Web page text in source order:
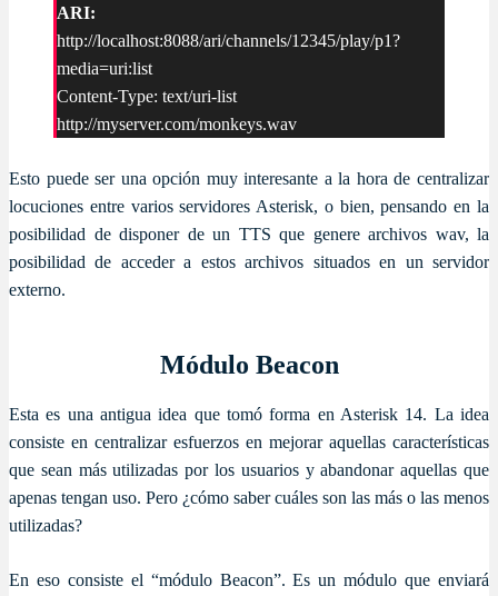
ARI:
http://localhost:8088/ari/channels/12345/play/p1?
media=uri:list
Content-Type: text/uri-list
http://myserver.com/monkeys.wav
Esto puede ser una opción muy interesante a la hora de centralizar
locuciones entre varios servidores Asterisk, o bien, pensando en la
posibilidad de disponer de un TTS que genere archivos wav, la
posibilidad de acceder a estos archivos situados en un servidor
externo.
Módulo Beacon
Esta es una antigua idea que tomó forma en Asterisk 14. La idea
consiste en centralizar esfuerzos en mejorar aquellas características
que sean más utilizadas por los usuarios y abandonar aquellas que
apenas tengan uso. Pero ¿cómo saber cuáles son las más o las menos
utilizadas?
En eso consiste el “módulo Beacon”. Es un módulo que enviará